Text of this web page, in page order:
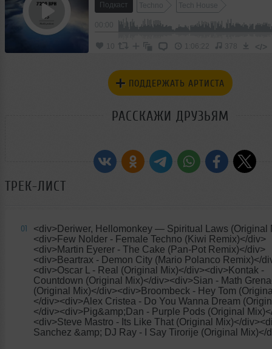
Подкаст Techno Tech House
1:06:22 378 </>
ПОДДЕРЖАТЬ АРТИСТА
РАССКАЖИ ДРУЗЬЯМ
ТРЕК-ЛИСТ
01 <div>Deriwer, Hellomonkey — Spiritual Laws (Original
<div>Few Nolder - Female Techno (Kiwi Remix)</div>
<div>Martin Eyerer - The Cake (Pan-Pot Remix)</div>
<div>Beartrax - Demon City (Mario Polanco Remix)</
<div>Oscar L - Real (Original Mix)</div><div>Kontak -
Countdown (Original Mix)</div><div>Sian - Math
(Original Mix)</div><div>Broombeck - Hey Tom
</div><div>Alex Cristea - Do You Wanna Dream
</div><div>Pig&amp;Dan - Purple Pods (Original
<div>Steve Mastro - Its Like That (Original Mix)</
Sanchez &amp; DJ Ray - I Say Tirorije (Original Mix)</